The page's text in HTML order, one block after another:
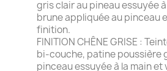
gris clair au pineau essuyée
brune appliquée au pinceau
finition.
FINITION CHÊNE GRISE :
bi-couche, patine poussière
pinceau essuyée à la main et